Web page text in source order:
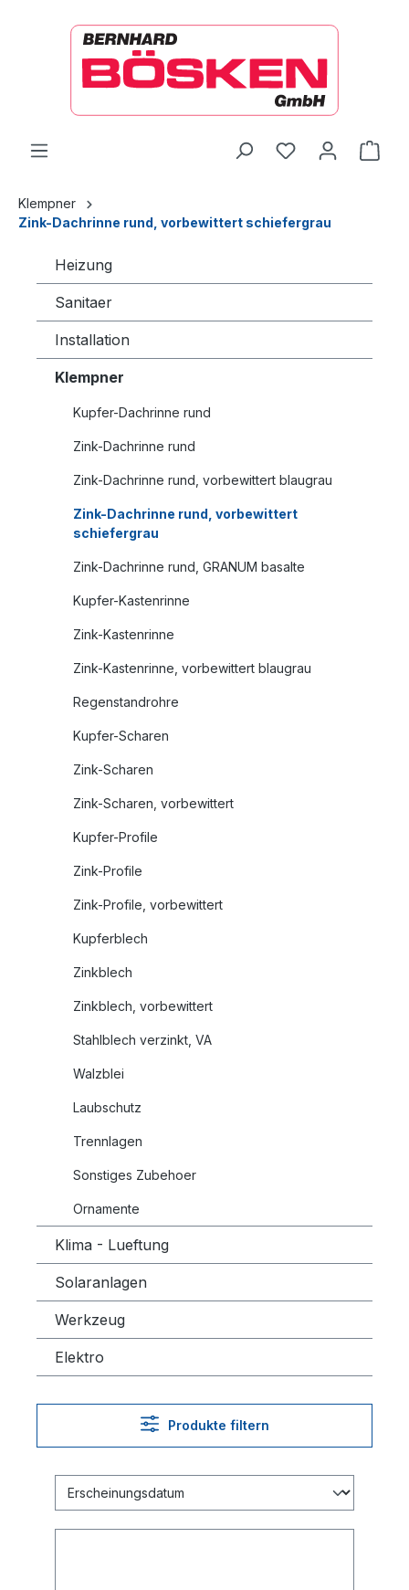
Klempner
Zink-Dachrinne rund, vorbewittert schiefergrau
Heizung
Sanitaer
Installation
Klempner
Kupfer-Dachrinne rund
Zink-Dachrinne rund
Zink-Dachrinne rund, vorbewittert blaugrau
Zink-Dachrinne rund, vorbewittert
schiefergrau
Zink-Dachrinne rund, GRANUM basalte
Kupfer-Kastenrinne
Zink-Kastenrinne
Zink-Kastenrinne, vorbewittert blaugrau
Regenstandrohre
Kupfer-Scharen
Zink-Scharen
Zink-Scharen, vorbewittert
Kupfer-Profile
Zink-Profile
Zink-Profile, vorbewittert
Kupferblech
Zinkblech
Zinkblech, vorbewittert
Stahlblech verzinkt, VA
Walzblei
Laubschutz
Trennlagen
Sonstiges Zubehoer
Ornamente
Klima - Lueftung
Solaranlagen
Werkzeug
Elektro
Produkte filtern